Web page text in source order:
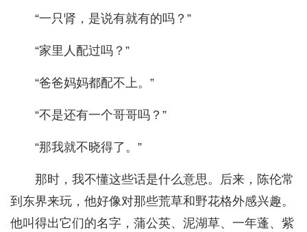
“一只肾，是说有就有的吗？”
“家里人配过吗？”
“爸爸妈妈都配不上。”
“不是还有一个哥哥吗？”
“那我就不晓得了。”
那时，我不懂这些话是什么意思。后来，陈伦常
到东界来玩，他好像对那些荒草和野花格外感兴趣。
他叫得出它们的名字，蒲公英、泥湖草、一年蓬、紫